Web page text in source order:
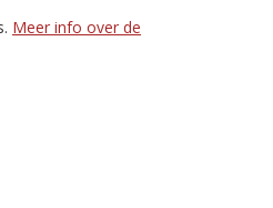
Meer info over de